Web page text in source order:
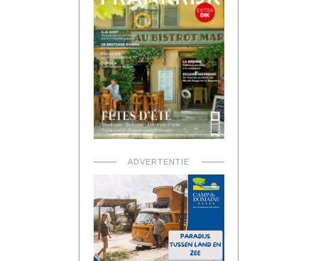
ADVERTENTIE